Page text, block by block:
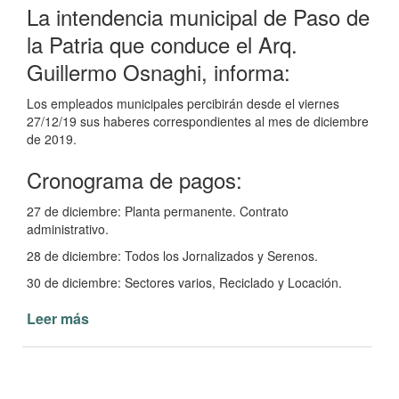
La intendencia municipal de Paso de
la Patria que conduce el Arq.
Guillermo Osnaghi, informa:
Los empleados municipales percibirán desde el viernes
27/12/19 sus haberes correspondientes al mes de diciembre
de 2019.
Cronograma de pagos:
27 de diciembre: Planta permanente. Contrato
administrativo.
28 de diciembre: Todos los Jornalizados y Serenos.
30 de diciembre: Sectores varios, Reciclado y Locación.
Leer más